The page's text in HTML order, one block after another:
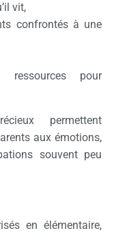
vit,
confrontés à une
ressources pour
permettent
aux émotions,
souvent peu
en élémentaire,